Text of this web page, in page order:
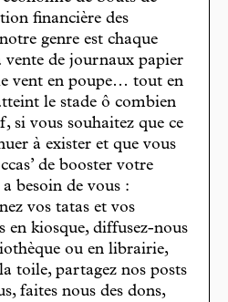
financière des
genre est chaque
de journaux papier
vent en poupe… tout en
le stade ô combien
si vous souhaitez que ce
à exister et que vous
de booster votre
besoin de vous :
vos tatas et vos
en kiosque, diffusez-nous
ou en librairie,
toile, partagez nos posts
faites nous des dons,